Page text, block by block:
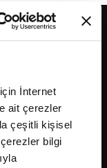
İnternet
ait çerezler
çeşitli kişisel
bilgi